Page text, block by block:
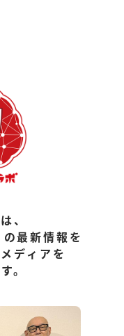
、
最新情報を
ディアを
。